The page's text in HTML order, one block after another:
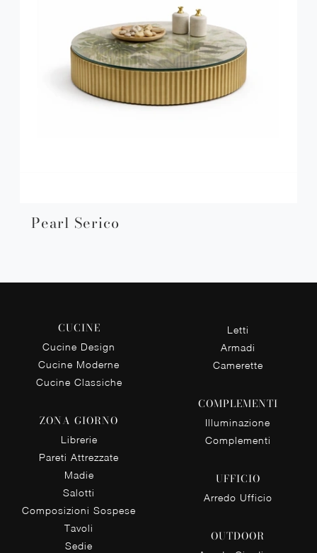
Pearl Serico
CUCINE
Cucine Design
Cucine Moderne
Cucine Classiche
ZONA GIORNO
Librerie
Pareti Attrezzate
Madie
Salotti
Composizioni Sospese
Tavoli
Sedie
Letti
Armadi
Camerette
COMPLEMENTI
Illuminazione
Complementi
UFFICIO
Arredo Ufficio
OUTDOOR